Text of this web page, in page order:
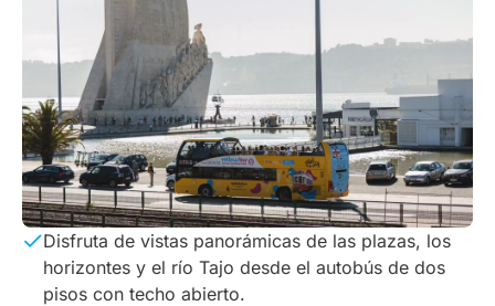
Disfruta de vistas panorámicas de las plazas, los
horizontes y el río Tajo desde el autobús de dos
pisos con techo abierto.